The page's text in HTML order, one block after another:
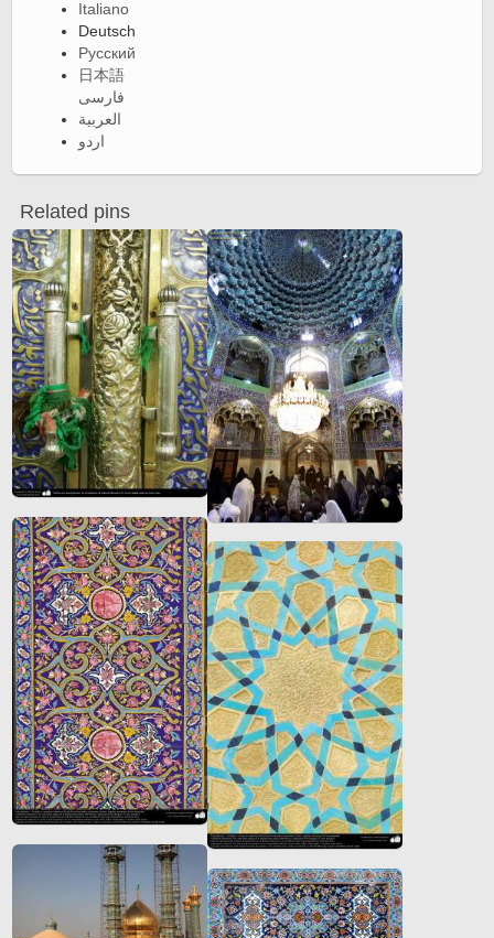
Italiano
Deutsch
Русский
日本語
فارسی
العربية
اردو
Related pins